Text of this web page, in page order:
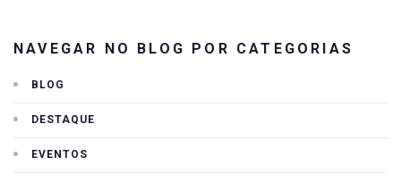
NAVEGAR NO BLOG POR CATEGORIAS
BLOG
DESTAQUE
EVENTOS